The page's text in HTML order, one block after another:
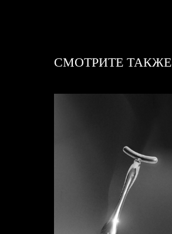
СМОТРИТЕ ТАКЖЕ